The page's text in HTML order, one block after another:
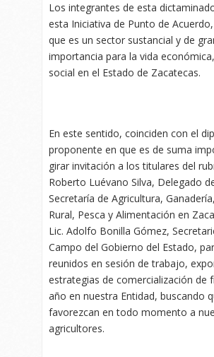
Los integrantes de esta
esta Iniciativa de Punto de
que es un sector sustancial y de
importancia para la vida
social en el Estado de Zacatecas.
En este sentido, coinciden con el
proponente en que es de suma
girar invitación a los titulares del
Roberto Luévano Silva, Delegado
Secretaría de Agricultura,
Rural, Pesca y Alimentación en
Lic. Adolfo Bonilla Gómez,
Campo del Gobierno del Estado,
reunidos en sesión de trabajo,
estrategias de comercialización de
año en nuestra Entidad, buscando
favorezcan en todo momento a
agricultores.